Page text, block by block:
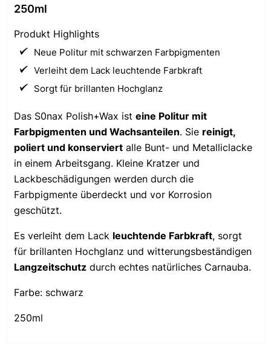
250ml
Produkt Highlights
Neue Politur mit schwarzen Farbpigmenten
Verleiht dem Lack leuchtende Farbkraft
Sorgt für brillanten Hochglanz
Das S0nax Polish+Wax ist eine Politur mit
Farbpigmenten und Wachsanteilen. Sie reinigt,
poliert und konserviert alle Bunt- und Metalliclacke
in einem Arbeitsgang. Kleine Kratzer und
Lackbeschädigungen werden durch die
Farbpigmente überdeckt und vor Korrosion
geschützt.
Es verleiht dem Lack leuchtende Farbkraft, sorgt
für brillanten Hochglanz und witterungsbeständigen
Langzeitschutz durch echtes natürliches Carnauba.
Farbe: schwarz
250ml